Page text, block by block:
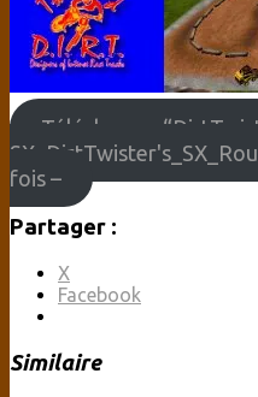
Télécharger
fois –
Partager :
X
Facebook
Similaire